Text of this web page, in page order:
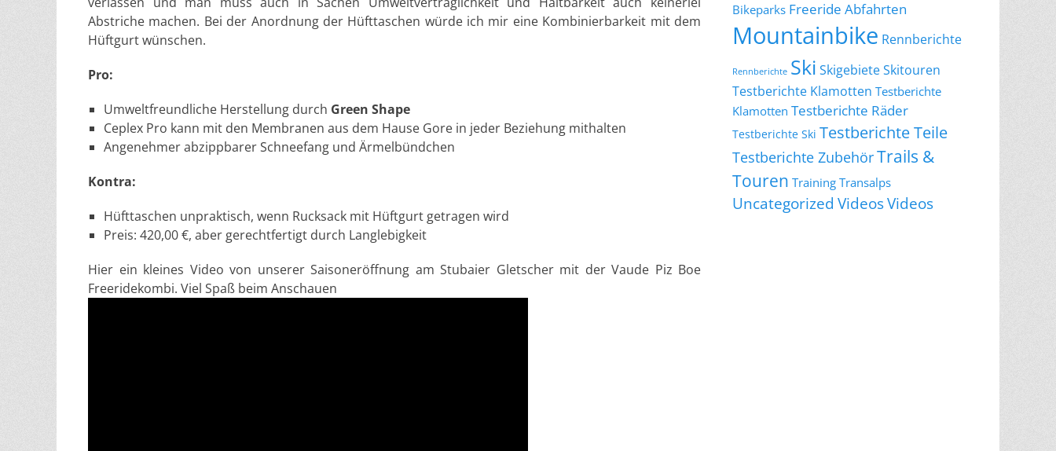
Abstriche machen. Bei der Anordnung der Hüfttaschen würde ich mir eine Kombinierbarkeit mit dem
Hüftgurt wünschen.
Pro:
Umweltfreundliche Herstellung durch Green Shape
Ceplex Pro kann mit den Membranen aus dem Hause Gore in jeder Beziehung mithalten
Angenehmer abzippbarer Schneefang und Ärmelbündchen
Kontra:
Hüfttaschen unpraktisch, wenn Rucksack mit Hüftgurt getragen wird
Preis: 420,00 €, aber gerechtfertigt durch Langlebigkeit
Hier ein kleines Video von unserer Saisoneröffnung am Stubaier Gletscher mit der Vaude Piz Boe
Freeridekombi. Viel Spaß beim Anschauen
Bikeparks Freeride Abfahrten
Mountainbike Rennberichte
Rennberichte Ski SkigebieteSkitouren
Testberichte Klamotten Testberichte
Klamotten Testberichte Räder
Testberichte Ski Testberichte Teile
Testberichte ZubehörTrails &
Touren Training Transalps
Uncategorized VideosVideos